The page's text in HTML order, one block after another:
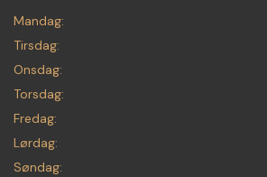
Mandag:
Tirsdag:
Onsdag:
Torsdag:
Fredag:
Lørdag:
Søndag: